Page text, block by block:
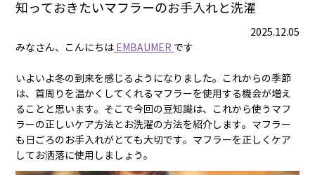
知っておきたいマフラーのお手入れと洗濯
2025.12.05
みなさん、こんにちは EMBAUMER です
いよいよ冬の到来を感じるようになりました。これからの季節
は、首周りを温かくしてくれるマフラーを使用する機会が増え
ることと思います。そこで今回の豆知識は、これから使うマフ
ラーの正しいケア方法とお洗濯の方法を紹介します。マフラー
も日ごろのお手入れがとても大切です。マフラーを正しくケア
してお洒落に使用しましょう。